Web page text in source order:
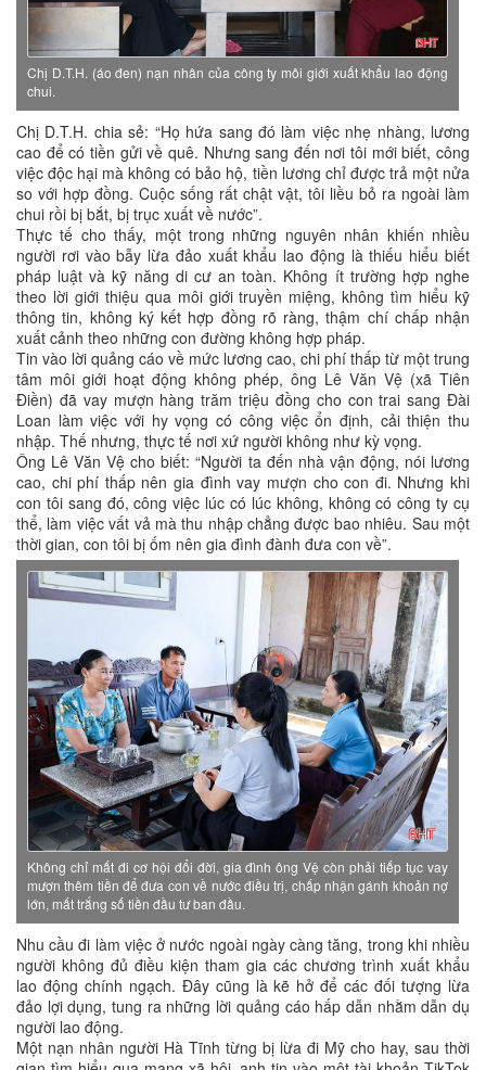
Chị D.T.H. (áo đen) nạn nhân của công ty môi giới xuất khẩu lao động
chui.
Chị D.T.H. chia sẻ: “Họ hứa sang đó làm việc nhẹ nhàng, lương
cao để có tiền gửi về quê. Nhưng sang đến nơi tôi mới biết, công
việc độc hại mà không có bảo hộ, tiền lương chỉ được trả một nửa
so với hợp đồng. Cuộc sống rất chật vật, tôi liều bỏ ra ngoài làm
chui rồi bị bắt, bị trục xuất về nước”.
Thực tế cho thấy, một trong những nguyên nhân khiến nhiều
người rơi vào bẫy lừa đảo xuất khẩu lao động là thiếu hiểu biết
pháp luật và kỹ năng di cư an toàn. Không ít trường hợp nghe
theo lời giới thiệu qua môi giới truyền miệng, không tìm hiểu kỹ
thông tin, không ký kết hợp đồng rõ ràng, thậm chí chấp nhận
xuất cảnh theo những con đường không hợp pháp.
Tin vào lời quảng cáo về mức lương cao, chi phí thấp từ một trung
tâm môi giới hoạt động không phép, ông Lê Văn Vệ (xã Tiên
Điền) đã vay mượn hàng trăm triệu đồng cho con trai sang Đài
Loan làm việc với hy vọng có công việc ổn định, cải thiện thu
nhập. Thế nhưng, thực tế nơi xứ người không như kỳ vọng.
Ông Lê Văn Vệ cho biết: “Người ta đến nhà vận động, nói lương
cao, chi phí thấp nên gia đình vay mượn cho con đi. Nhưng khi
con tôi sang đó, công việc lúc có lúc không, không có công ty cụ
thể, làm việc vất vả mà thu nhập chẳng được bao nhiêu. Sau một
thời gian, con tôi bị ốm nên gia đình đành đưa con về”.
Không chỉ mất đi cơ hội đổi đời, gia đình ông Vệ còn phải tiếp tục vay
mượn thêm tiền để đưa con về nước điều trị, chấp nhận gánh khoản nợ
lớn, mất trắng số tiền đầu tư ban đầu.
Nhu cầu đi làm việc ở nước ngoài ngày càng tăng, trong khi nhiều
người không đủ điều kiện tham gia các chương trình xuất khẩu
lao động chính ngạch. Đây cũng là kẽ hở để các đối tượng lừa
đảo lợi dụng, tung ra những lời quảng cáo hấp dẫn nhằm dẫn dụ
người lao động.
Một nạn nhân người Hà Tĩnh từng bị lừa đi Mỹ cho hay, sau thời